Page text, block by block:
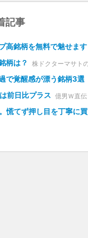
記事
高銘柄を無料で魅せます
柄は？ 株ドクターマサト
で覚醒感が漂う銘柄3選
前日比プラス 億男Ｗ直
慌てず押し目を丁寧に